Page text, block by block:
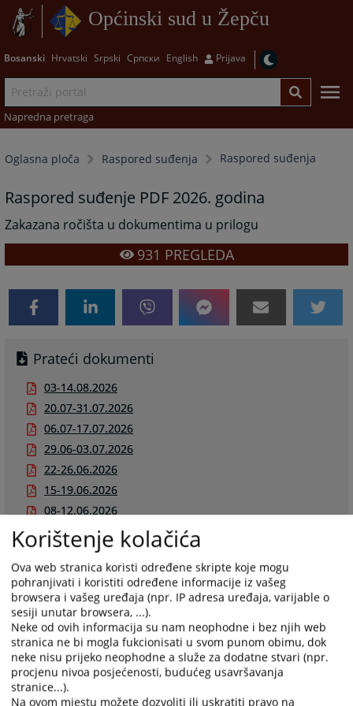
Općinski sud u Žepču
Bosanski Hrvatski Srpski Српски English Prijava
Napredna pretraga
Oglasna ploča Raspored suđenja Raspored suđenja
Raspored suđenje PDF 2026. godina
Zakazana ročišta u dokumentima u prilogu
931 PREGLEDA
Prateći dokumenti
03-14.08.2026
20.07-31.07.2026
06.07-17.07.2026
29.06-03.07.2026
22-26.06.2026
15-19.06.2026
08-12.06.2026
01-05.06.2026
25-29.05.2026
18-22.05.2026
11-15.05.2026
04-08.05.2026
27-30.04.2026
20-24.04.2026
13-17.04.2026
06-10.04.2026
Korištenje kolačića
Ova web stranica koristi određene skripte koje mogu
pohranjivati i koristiti određene informacije iz vašeg
browsera i vašeg uređaja (npr. IP adresa uređaja, varijable o
sesiji unutar browsera, ...).
Neke od ovih informacija su nam neophodne i bez njih web
stranica ne bi mogla fukcionisati u svom punom obimu, dok
neke nisu prijeko neophodne a služe za dodatne stvari (npr.
procjenu nivoa posjećenosti, budućeg usavršavanja
stranice...).
Na ovom mjestu možete dozvoliti ili uskratiti pravo na